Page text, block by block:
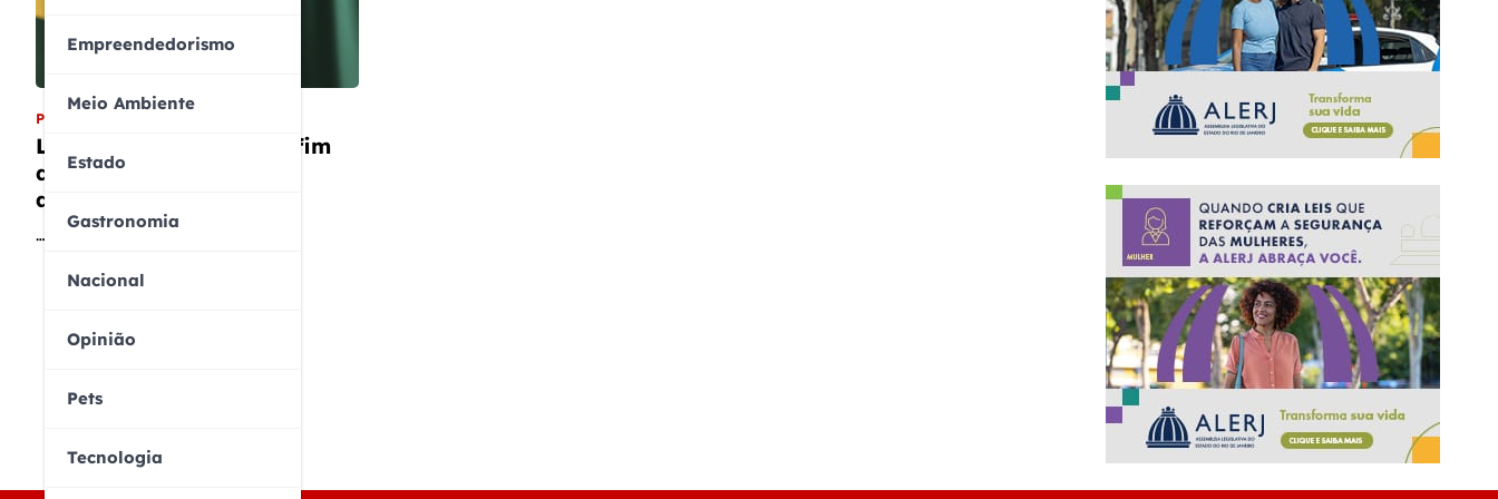
Empreendedorismo
Meio Ambiente
Estado
Gastronomia
Nacional
Opinião
Pets
Tecnologia
POLÍTICA
Lula critica impacto do fim
do imposto sindical na
atuação dos sindicatos
…